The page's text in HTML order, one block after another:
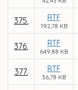
375. RTF
192,78 KB
376. RTF
649,88 KB
377. RTF
36,78 KB